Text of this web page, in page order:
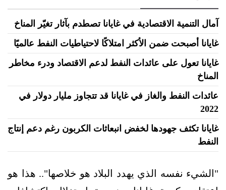
آمال التنمية الاقتصادية في غايانا تصطدم بآثار تغيّر المناخ
غايانا أصبحت ضمن الأكثر امتلاكًا لاحتياطيات النفط عالميًا
غايانا تعول على عائدات النفط لدعم الاقتصاد ودرء مخاطر
المناخ
عائدات النفط والغاز في غايانا قد تتجاوز مليار دولار في
2022
غايانا تكثف جهودها لخفض انبعاثات الكربون رغم دعم إنتاج
النفط
"الشيء نفسه الذي يهدد البلاد هو خلاصها".. هذا هو